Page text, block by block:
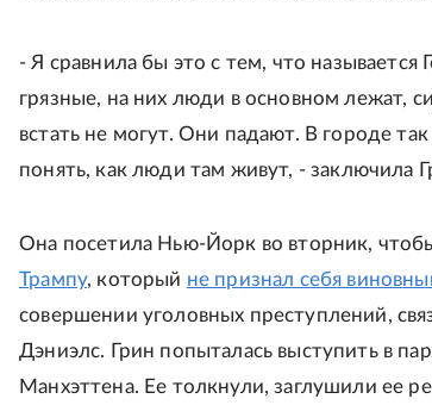
- Я сравнила бы это с тем, что называется
грязные, на них люди в основном лежат,
встать не могут. Они падают. В городе
понять, как люди там живут, - заключила
Она посетила Нью-Йорк во вторник,
Трампу, который не признал себя
совершении уголовных преступлений,
Дэниэлс. Грин попыталась выступить в
Манхэттена. Ее толкнули, заглушили ее